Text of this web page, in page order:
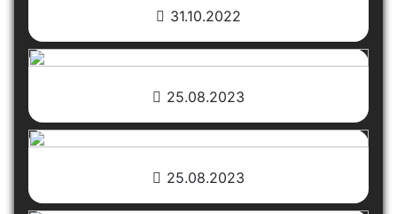
31.10.2022
25.08.2023
25.08.2023